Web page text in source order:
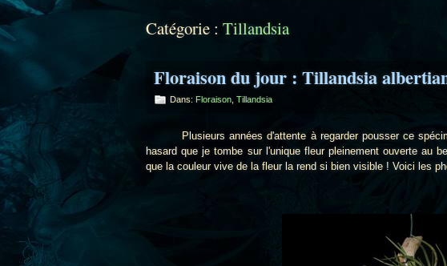
Catégorie : Tillandsia
Floraison du jour : Tillandsia
Dans: Floraison Tillandsia
Plusieurs années d'attente à regarder pousser ce
hasard que je tombe sur l'unique fleur pleinement ouverte au
que la couleur vive de la fleur la rend si bien visible ! Voici les